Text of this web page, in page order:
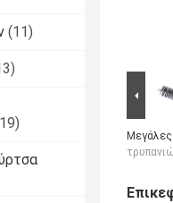
(11)
Μεγάλες